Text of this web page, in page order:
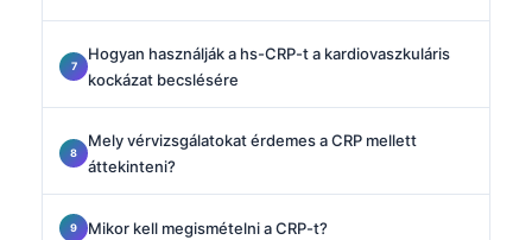
Hogyan használják a hs-CRP-t a kardiovaszkuláris
kockázat becslésére
Mely vérvizsgálatokat érdemes a CRP mellett
áttekinteni?
Mikor kell megismételni a CRP-t?